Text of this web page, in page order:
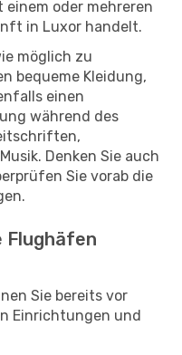
oder mehreren
in Luxor handelt.
möglich zu
bequeme Kleidung,
einen
während des
Denken Sie auch
Sie vorab die
Flughäfen
Sie bereits vor
Einrichtungen und